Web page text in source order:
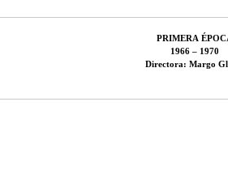
PRIMERA
1966 – 1970
Directora: Margo